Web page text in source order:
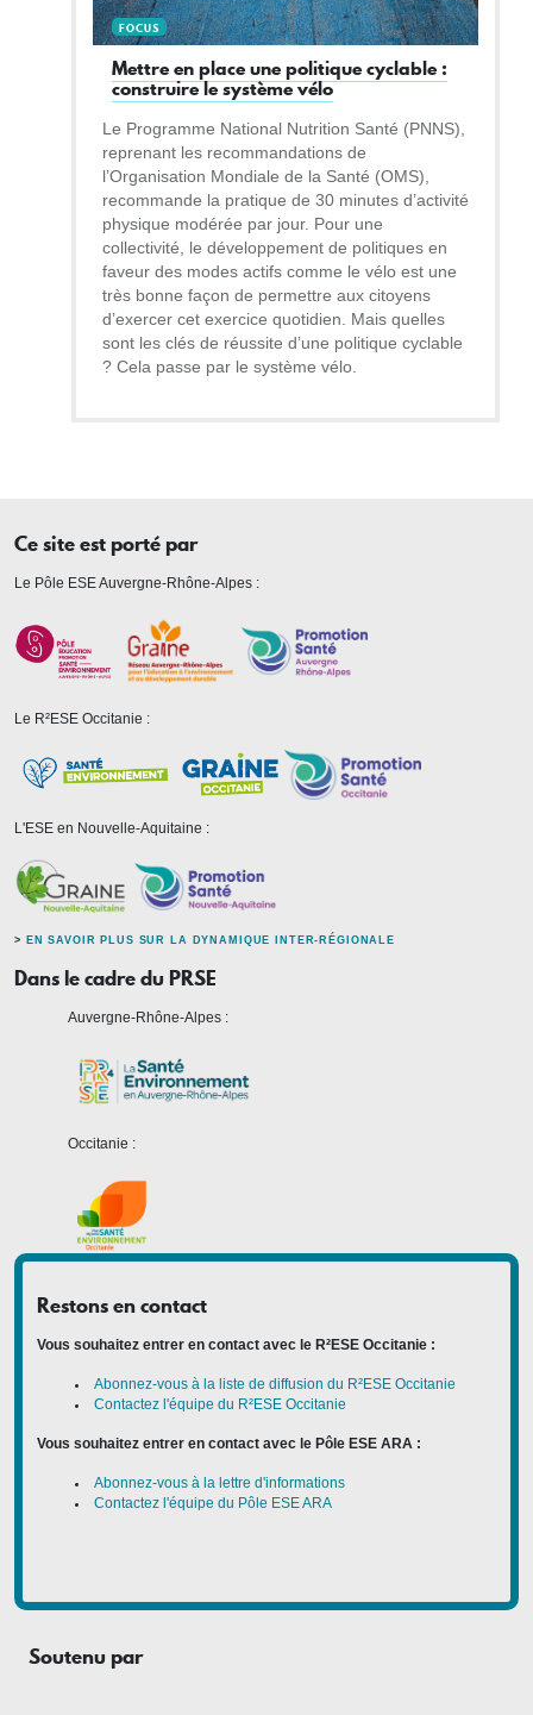
FOCUS
Mettre en place une politique cyclable :
construire le système vélo
Le Programme National Nutrition Santé (PNNS),
reprenant les recommandations de
l’Organisation Mondiale de la Santé (OMS),
recommande la pratique de 30 minutes d’activité
physique modérée par jour. Pour une
collectivité, le développement de politiques en
faveur des modes actifs comme le vélo est une
très bonne façon de permettre aux citoyens
d’exercer cet exercice quotidien. Mais quelles
sont les clés de réussite d’une politique cyclable
? Cela passe par le système vélo.
Ce site est porté par
Le Pôle ESE Auvergne-Rhône-Alpes :
Le R²ESE Occitanie :
L'ESE en Nouvelle-Aquitaine :
> EN SAVOIR PLUS SUR LA DYNAMIQUE INTER-RÉGIONALE
Dans le cadre du PRSE
Auvergne-Rhône-Alpes :
Occitanie :
Restons en contact
Vous souhaitez entrer en contact avec le R²ESE Occitanie :
Abonnez-vous à la liste de diffusion du R²ESE Occitanie
Contactez l'équipe du R²ESE Occitanie
Vous souhaitez entrer en contact avec le Pôle ESE ARA :
Abonnez-vous à la lettre d'informations
Contactez l'équipe du Pôle ESE ARA
Soutenu par